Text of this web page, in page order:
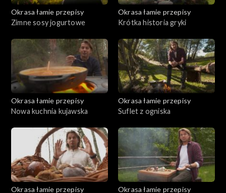
Okrasa łamie przepisy
Zimne sosy jogurtowe
Okrasa łamie przepisy
Krótka historia gryki
Okrasa łamie przepisy
Nowa kuchnia kujawska
Okrasa łamie przepisy
Suflet z ogniska
Okrasa łamie przepisy
Okrasa łamie przepisy